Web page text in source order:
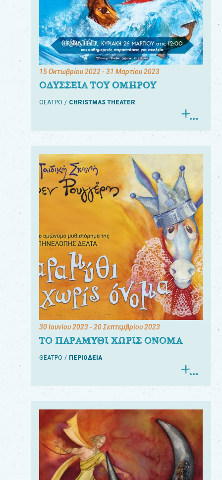
15 Οκτωβρίου 2022- 31 Μαρτίου 2023
ΟΔΥΣΣΕΙΑ ΤΟΥ ΟΜΗΡΟΥ
ΘΕΑΤΡΟ CHRISTMAS THEATER
30 Ιουνίου 2023- 20 Σεπτεμβρίου 2023
ΤΟ ΠΑΡΑΜΥΘΙ ΧΩΡΙΣ ΟΝΟΜΑ
ΘΕΑΤΡΟ ΠΕΡΙΟΔΕΙΑ